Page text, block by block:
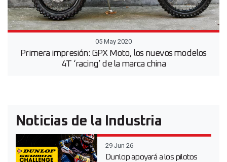
05 May 2020
Primera impresión: GPX Moto, los nuevos modelos
4T ‘racing’ de la marca china
Noticias de la Industria
29 Jun 26
Dunlop apoyará a los pilotos